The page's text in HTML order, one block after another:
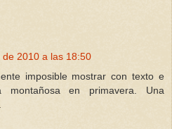
de 2010 a las 18:50
imposible mostrar con texto e
montañosa en primavera. Una